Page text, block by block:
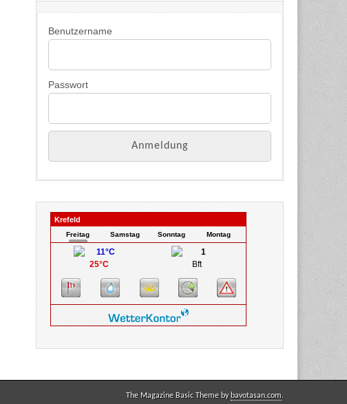
i
s
Benutzername
Passwort
The Magazine Basic Theme by bavotasan.com.